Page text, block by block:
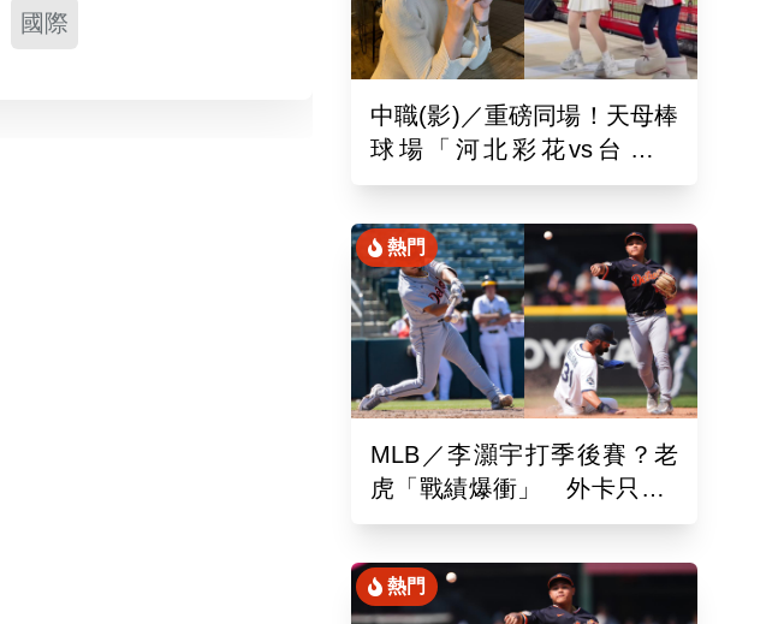
國際
中職(影)／重磅同場！天母棒
球場「河北彩花vs台北彩
華」網挺：30年前彩華不輸
熱門
MLB／李灝宇打季後賽？老
虎「戰績爆衝」 外卡只差1
場、客場6系列賽連勝
熱門